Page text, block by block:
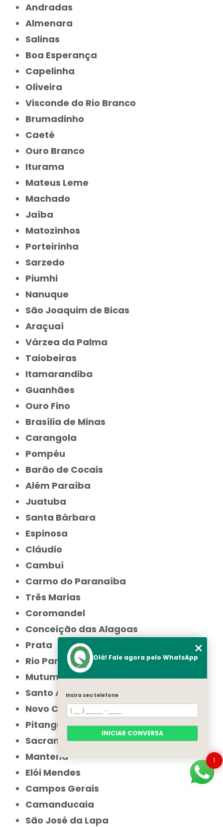
Andradas
Almenara
Salinas
Boa Esperança
Capelinha
Oliveira
Visconde do Rio Branco
Brumadinho
Caeté
Ouro Branco
Iturama
Mateus Leme
Machado
Jaíba
Matozinhos
Porteirinha
Sarzedo
Piumhi
Nanuque
São Joaquim de Bicas
Araçuaí
Várzea da Palma
Taiobeiras
Itamarandiba
Guanhães
Ouro Fino
Brasília de Minas
Carangola
Pompéu
Barão de Cocais
Além Paraíba
Juatuba
Santa Bárbara
Espinosa
Cláudio
Cambuí
Carmo do Paranaíba
Três Marias
Coromandel
Conceição das Alagoas
Prata
Rio Pardo de Minas
Mutum
Santo Antônio do Monte
Novo Cruzeiro
Pitangui
Sacramento
Mantena
Elói Mendes
Campos Gerais
Camanducaia
São José da Lapa
1
Olá! Fale agora pelo WhatsApp
Insira seu telefone
INICIAR CONVERSA